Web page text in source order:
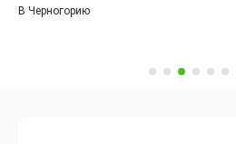
В Черногорию